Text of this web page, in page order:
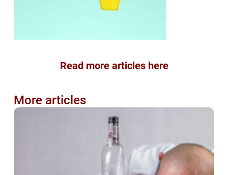
Read more articles here
More articles